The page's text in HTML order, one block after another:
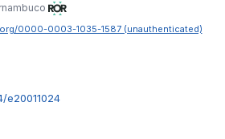
0000-0003-1035-1587 (unauthenticated)
e20011024